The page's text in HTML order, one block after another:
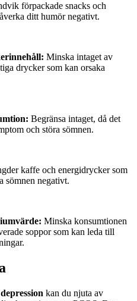
förpackade snacks och
ditt humör negativt.
Minska intaget av
drycker som kan orsaka
Begränsa intaget, då det
och störa sömnen.
kaffe och energidrycker som
sömnen negativt.
Minska konsumtionen
soppor som kan leda till
kan du njuta av